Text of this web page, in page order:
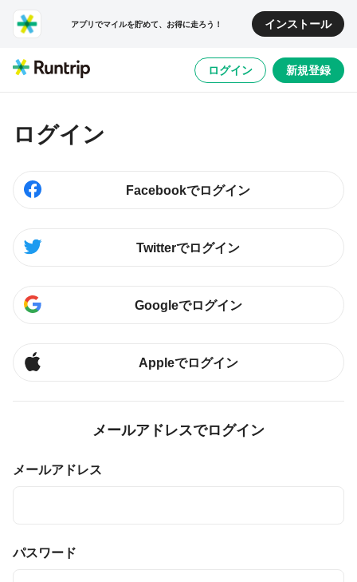
アプリでマイルを貯めて、お得に走ろう！ インストール
ログイン 新規登録
ログイン
Facebookでログイン
Twitterでログイン
Googleでログイン
Appleでログイン
メールアドレスでログイン
メールアドレス
パスワード